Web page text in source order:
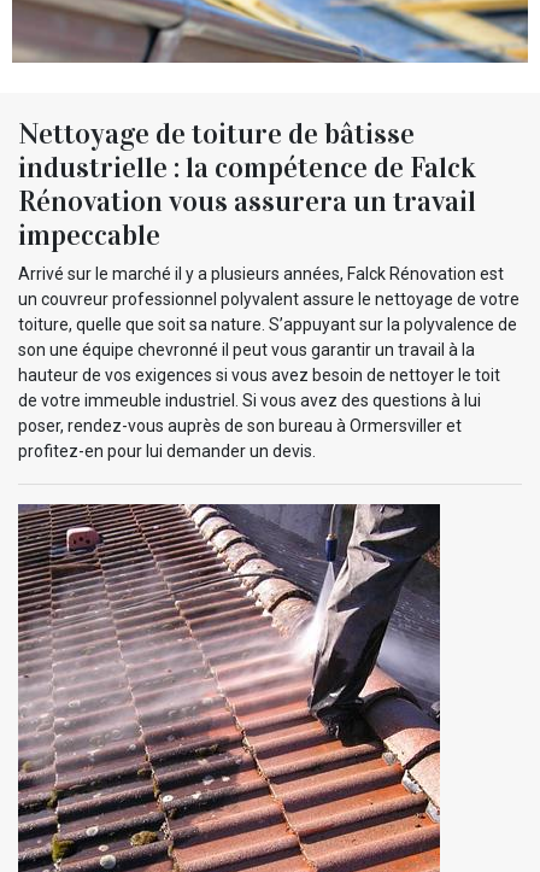
Nettoyage de toiture de bâtisse
industrielle : la compétence de Falck
Rénovation vous assurera un travail
impeccable
Arrivé sur le marché il y a plusieurs années, Falck Rénovation est
un couvreur professionnel polyvalent assure le nettoyage de votre
toiture, quelle que soit sa nature. S’appuyant sur la polyvalence de
son une équipe chevronné il peut vous garantir un travail à la
hauteur de vos exigences si vous avez besoin de nettoyer le toit
de votre immeuble industriel. Si vous avez des questions à lui
poser, rendez-vous auprès de son bureau à Ormersviller et
profitez-en pour lui demander un devis.